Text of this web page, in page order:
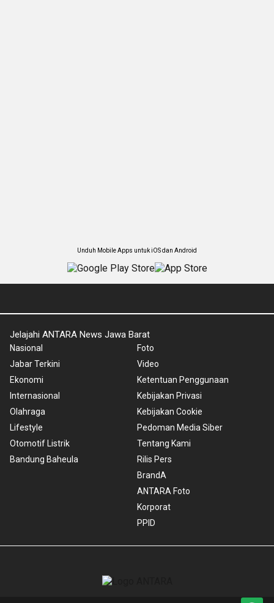
Unduh Mobile Apps untuk iOS dan Android
Jelajahi ANTARA News Jawa Barat
Nasional
Jabar Terkini
Ekonomi
Internasional
Olahraga
Lifestyle
Otomotif Listrik
Bandung Baheula
Foto
Video
Ketentuan Penggunaan
Kebijakan Privasi
Kebijakan Cookie
Pedoman Media Siber
Tentang Kami
Rilis Pers
BrandA
ANTARA Foto
Korporat
PPID